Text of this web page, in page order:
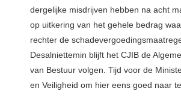
dergelijke misdrijven hebben na acht
op uitkering van het gehele bedrag
rechter de
Desalniettemin blijft het CJIB de
van Bestuur volgen. Tijd voor de
en Veiligheid om hier eens goed naar